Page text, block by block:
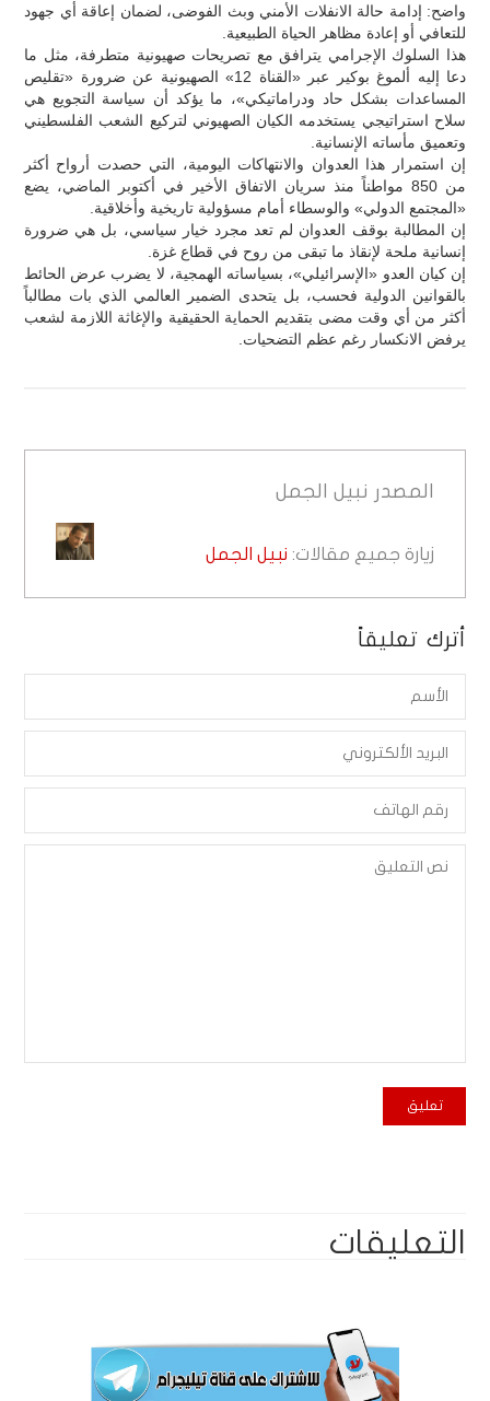
واضح: إدامة حالة الانفلات الأمني وبث الفوضى، لضمان إعاقة أي جهود
للتعافي أو إعادة مظاهر الحياة الطبيعية.
هذا السلوك الإجرامي يترافق مع تصريحات صهيونية متطرفة، مثل ما
دعا إليه ألموغ بوكير عبر «القناة 12» الصهيونية عن ضرورة «تقليص
المساعدات بشكل حاد ودراماتيكي»، ما يؤكد أن سياسة التجويع هي
سلاح استراتيجي يستخدمه الكيان الصهيوني لتركيع الشعب الفلسطيني
وتعميق مأساته الإنسانية.
إن استمرار هذا العدوان والانتهاكات اليومية، التي حصدت أرواح أكثر
من 850 مواطناً منذ سريان الاتفاق الأخير في أكتوبر الماضي، يضع
«المجتمع الدولي» والوسطاء أمام مسؤولية تاريخية وأخلاقية.
إن المطالبة بوقف العدوان لم تعد مجرد خيار سياسي، بل هي ضرورة
إنسانية ملحة لإنقاذ ما تبقى من روح في قطاع غزة.
إن كيان العدو «الإسرائيلي»، بسياساته الهمجية، لا يضرب عرض الحائط
بالقوانين الدولية فحسب، بل يتحدى الضمير العالمي الذي بات مطالباً
أكثر من أي وقت مضى بتقديم الحماية الحقيقية والإغاثة اللازمة لشعب
يرفض الانكسار رغم عظم التضحيات.
المصدر نبيل الجمل
زيارة جميع مقالات: نبيل الجمل
أترك تعليقاً
التعليقات